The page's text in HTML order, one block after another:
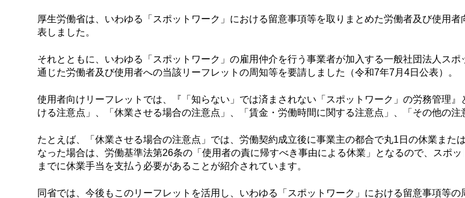
厚生労働省は、いわゆる「スポットワーク」における留意事項等を取りまとめた労働者及び使用
表しました。
それとともに、いわゆる「スポットワーク」の雇用仲介を行う事業者が加入する一般社団法人ス
通じた労働者及び使用者への当該リーフレットの周知等を要請しました（令和7年7月4日公表）。
使用者向けリーフレットでは、『「知らない」では済まされない「スポットワーク」の労務管理
ける注意点」、「休業させる場合の注意点」、「賃金・労働時間に関する注意点」、「その他の注
たとえば、「休業させる場合の注意点」では、労働契約成立後に事業主の都合で丸1日の休業また
なった場合は、労働基準法第26条の「使用者の責に帰すべき事由による休業」となるので、スポ
までに休業手当を支払う必要があることが紹介されています。
同省では、今後もこのリーフレットを活用し、いわゆる「スポットワーク」における留意事項等